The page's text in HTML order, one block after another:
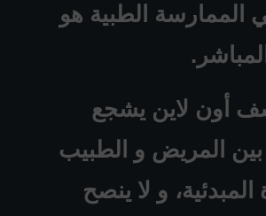
الممارسة الطبية هو
أون لاين يشجع
بين المريض و الطبيب
و لا ينصح